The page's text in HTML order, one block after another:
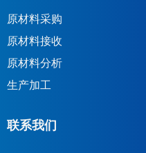
原材料采购
原材料接收
原材料分析
生产加工
联系我们